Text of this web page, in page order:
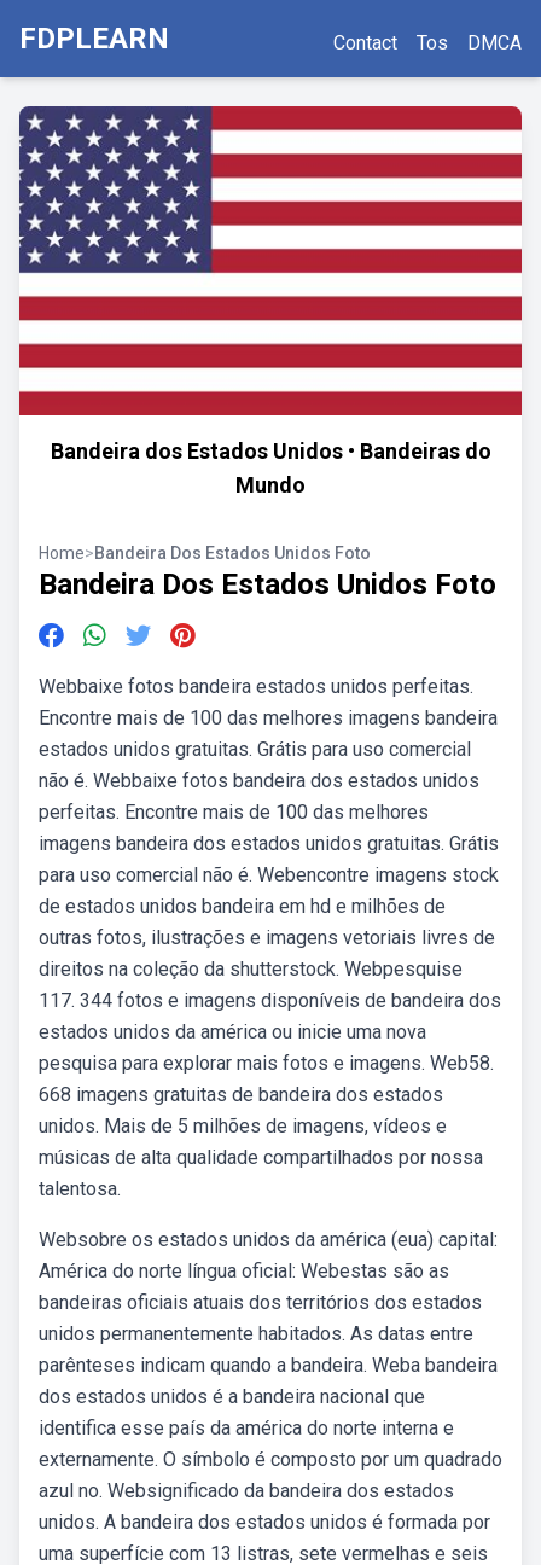
FDPLEARN Contact Tos DMCA
Bandeira dos Estados Unidos • Bandeiras do
Mundo
Home>Bandeira Dos Estados Unidos Foto
Bandeira Dos Estados Unidos Foto
Webbaixe fotos bandeira estados unidos perfeitas.
Encontre mais de 100 das melhores imagens bandeira
estados unidos gratuitas. Grátis para uso comercial
não é. Webbaixe fotos bandeira dos estados unidos
perfeitas. Encontre mais de 100 das melhores
imagens bandeira dos estados unidos gratuitas. Grátis
para uso comercial não é. Webencontre imagens stock
de estados unidos bandeira em hd e milhões de
outras fotos, ilustrações e imagens vetoriais livres de
direitos na coleção da shutterstock. Webpesquise
117. 344 fotos e imagens disponíveis de bandeira dos
estados unidos da américa ou inicie uma nova
pesquisa para explorar mais fotos e imagens. Web58.
668 imagens gratuitas de bandeira dos estados
unidos. Mais de 5 milhões de imagens, vídeos e
músicas de alta qualidade compartilhados por nossa
talentosa.
Websobre os estados unidos da américa (eua) capital:
América do norte língua oficial: Webestas são as
bandeiras oficiais atuais dos territórios dos estados
unidos permanentemente habitados. As datas entre
parênteses indicam quando a bandeira. Weba bandeira
dos estados unidos é a bandeira nacional que
identifica esse país da américa do norte interna e
externamente. O símbolo é composto por um quadrado
azul no. Websignificado da bandeira dos estados
unidos. A bandeira dos estados unidos é formada por
uma superfície com 13 listras, sete vermelhas e seis